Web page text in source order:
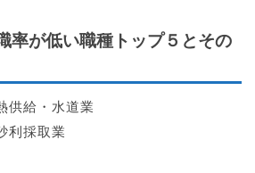
率が低い職種トップ５とその
供給・水道業
利採取業